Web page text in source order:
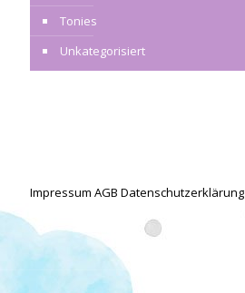
Tonies
Unkategorisiert
Impressum AGB Datenschutzerklärung